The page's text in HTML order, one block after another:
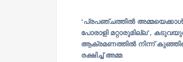
‘പ്രപഞ്ചത്തില്‍
പോരാളി മറ്റാരുമില്ല’,
ആക്രമണത്തില്‍ നിന്ന്
രക്ഷിച്ച് അമ്മ